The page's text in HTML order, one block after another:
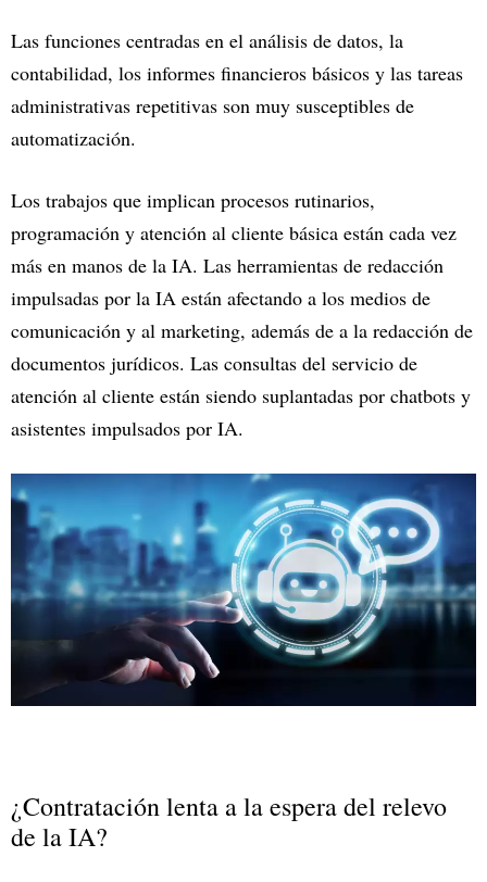
Las funciones centradas en el análisis de datos, la
contabilidad, los informes financieros básicos y las tareas
administrativas repetitivas son muy susceptibles de
automatización.
Los trabajos que implican procesos rutinarios,
programación y atención al cliente básica están cada vez
más en manos de la IA. Las herramientas de redacción
impulsadas por la IA están afectando a los medios de
comunicación y al marketing, además de a la redacción de
documentos jurídicos. Las consultas del servicio de
atención al cliente están siendo suplantadas por chatbots y
asistentes impulsados por IA.
¿Contratación lenta a la espera del relevo
de la IA?